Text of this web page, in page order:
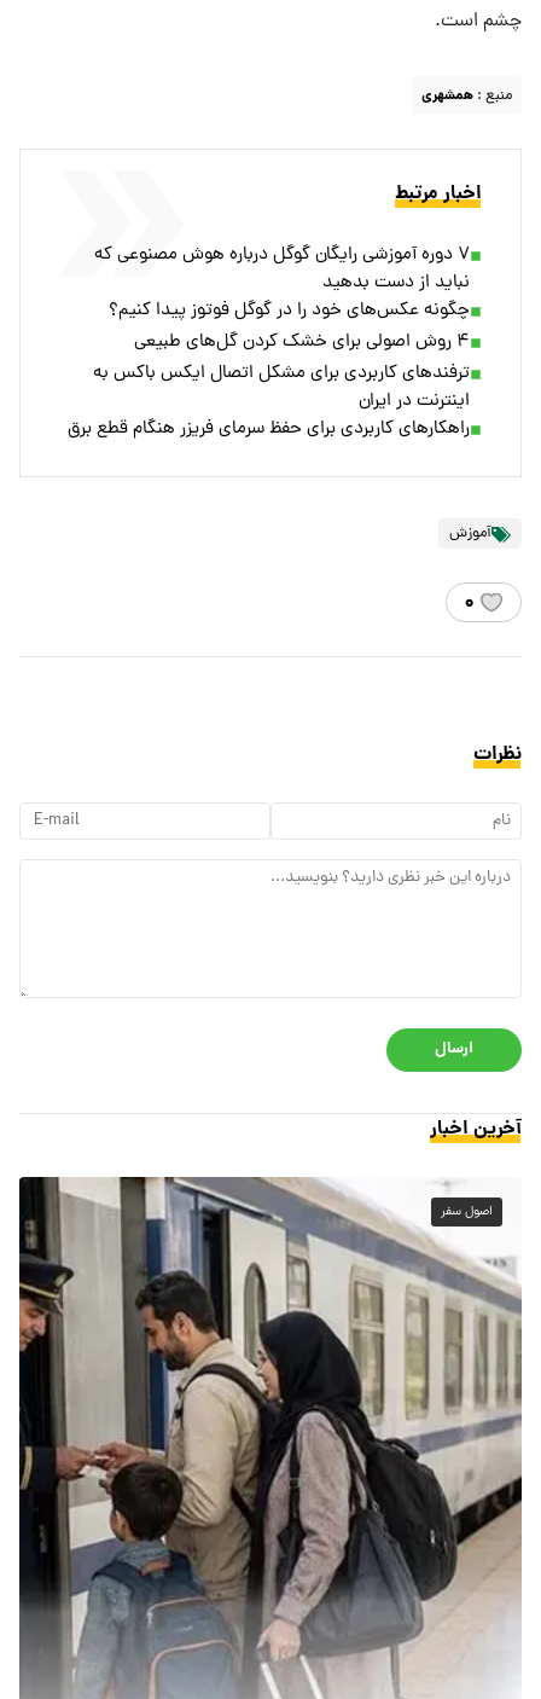
چشم است.
منبع : همشهری
اخبار مرتبط
۷ دوره آموزشی رایگان گوگل درباره هوش مصنوعی که
نباید از دست بدهید
چگونه عکس‌های خود را در گوگل فوتوز پیدا کنیم؟
۴ روش اصولی برای خشک کردن گل‌های طبیعی
ترفندهای کاربردی برای مشکل اتصال ایکس باکس به
اینترنت در ایران
راهکارهای کاربردی برای حفظ سرمای فریزر هنگام قطع برق
آموزش
۰
نظرات
ارسال
آخرین اخبار
اصول سفر